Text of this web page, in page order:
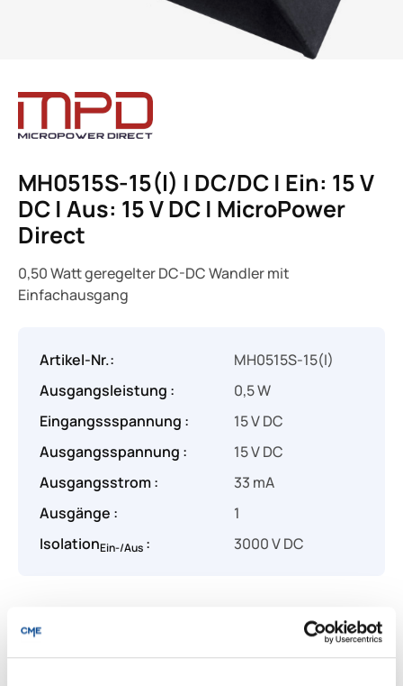
MH0515S-15(I) | DC/DC | Ein: 15 V
DC | Aus: 15 V DC | MicroPower
Direct
0,50 Watt geregelter DC-DC Wandler mit
Einfachausgang
Artikel-Nr.:
MH0515S-15(I)
Ausgangsleistung :
0,5 W
Eingangssspannung :
15 V DC
Ausgangsspannung :
15 V DC
Ausgangsstrom :
33 mA
Ausgänge :
1
IsolationEin-/Aus : 3000 V DC
Angebot anfragen